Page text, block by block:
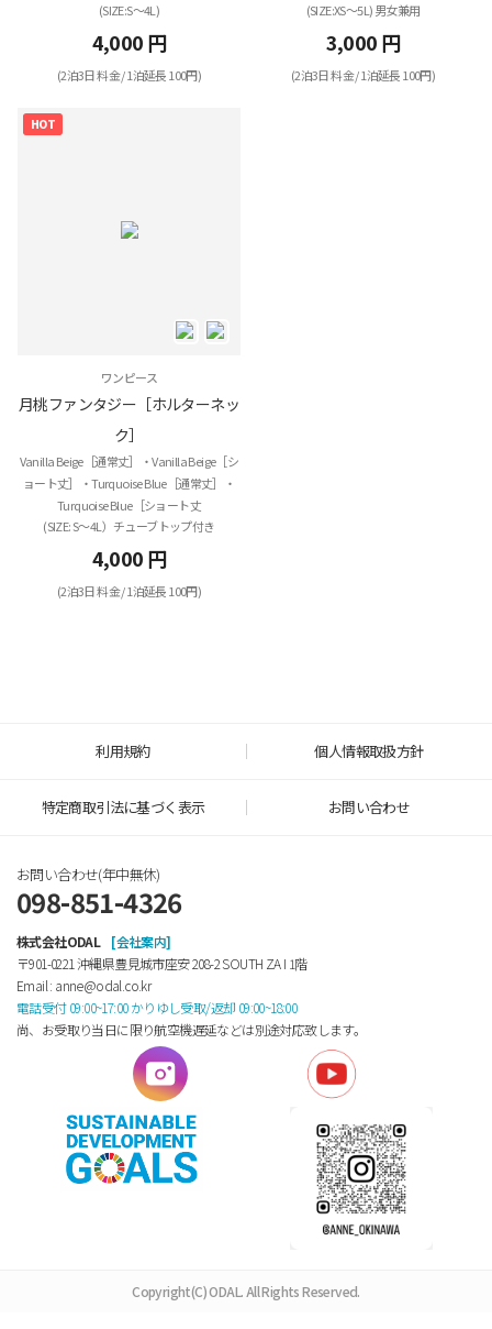
(SIZE:S～4L)
4,000 円
(2泊3日 料金 / 1泊延長 100円)
(SIZE:XS～5L) 男女兼用
3,000 円
(2泊3日 料金 / 1泊延長 100円)
HOT
ワンピース
月桃ファンタジー［ホルターネッ
ク］
Vanilla Beige［通常丈］・Vanilla Beige［シ
ョート丈］・Turquoise Blue［通常丈］・
Turquoise Blue［ショート丈
(SIZE: S～4L）チューブトップ付き
4,000 円
(2泊3日 料金 / 1泊延長 100円)
利用規約 個人情報取扱方針
特定商取引法に基づく表示 お問い合わせ
お問い合わせ(年中無休)
098-851-4326
株式会社ODAL
[会社案内]
〒901-0221 沖縄県豊見城市座安 208-2 SOUTH ZA Ⅰ 1階
Email : anne@odal.co.kr
電話受付 09:00~17:00 かりゆし受取/返却 09:00~18:00
尚、お受取り当日に限り航空機遅延などは別途対応致します。
Copyright(C) ODAL. All Rights Reserved.